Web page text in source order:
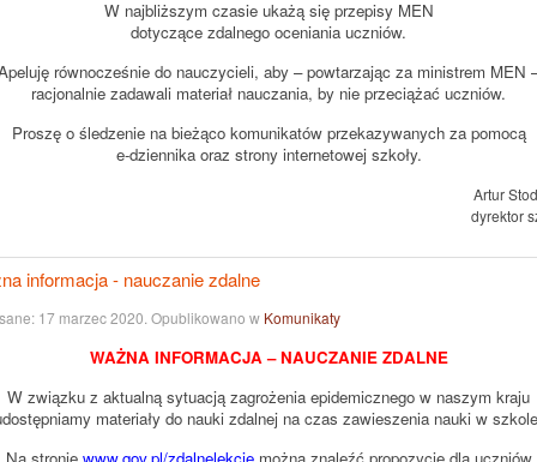
W najbliższym czasie ukażą się przepisy MEN
dotyczące zdalnego oceniania uczniów.
równocześnie do nauczycieli, aby – powtarzając za ministrem MEN
racjonalnie zadawali materiał nauczania, by nie przeciążać uczniów.
Proszę o śledzenie na bieżąco komunikatów przekazywanych za pomocą
e-dziennika oraz strony internetowej szkoły.
Artur
dyrektor
informacja - nauczanie zdalne
17 marzec 2020 . Opublikowano w Komunikaty
WAŻNA INFORMACJA – NAUCZANIE ZDALNE
W związku z aktualną sytuacją zagrożenia epidemicznego w naszym kraju
materiały do nauki zdalnej na czas zawieszenia nauki w